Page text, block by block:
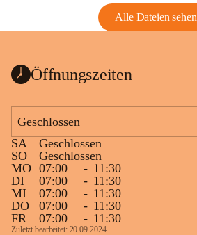
Alle Dateien sehen
Öffnungszeiten
Geschlossen
SA
Geschlossen
SO
Geschlossen
MO 07:00 - 11:30
DI
07:00 - 11:30
MI
07:00 - 11:30
DO
07:00 - 11:30
FR
07:00 - 11:30
Zuletzt bearbeitet: 20.09.2024